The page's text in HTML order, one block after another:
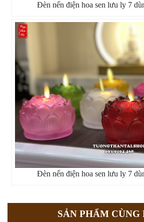
Đèn nến điện hoa sen lưu ly 7
Đèn nến điện hoa sen lưu ly 7
SẢN PHẨM CÙNG